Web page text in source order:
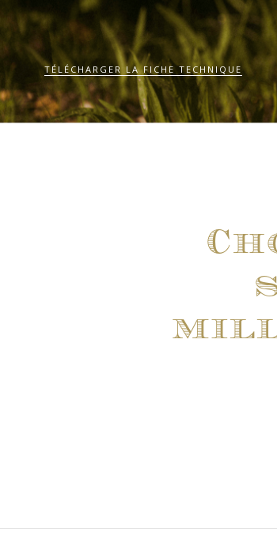
TÉLÉCHARGER LA FICHE TECHNIQUE